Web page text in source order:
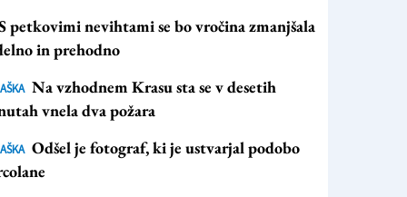
petkovimi nevihtami se bo vročina zmanjšala
in prehodno
Na vzhodnem Krasu sta se v desetih
vnela dva požara
Odšel je fotograf, ki je ustvarjal podobo